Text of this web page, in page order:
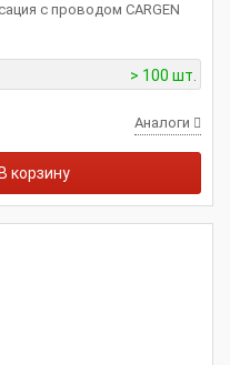
с проводом CARGEN
> 100 шт.
Аналоги
В корзину